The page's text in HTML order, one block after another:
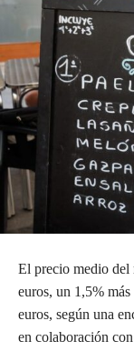
El precio medio del
euros, un 1,5%
euros, según una
en colaboración